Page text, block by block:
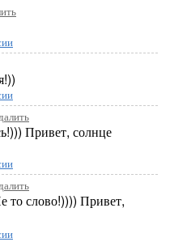
Привет, солнце
то слово!)))) Привет,